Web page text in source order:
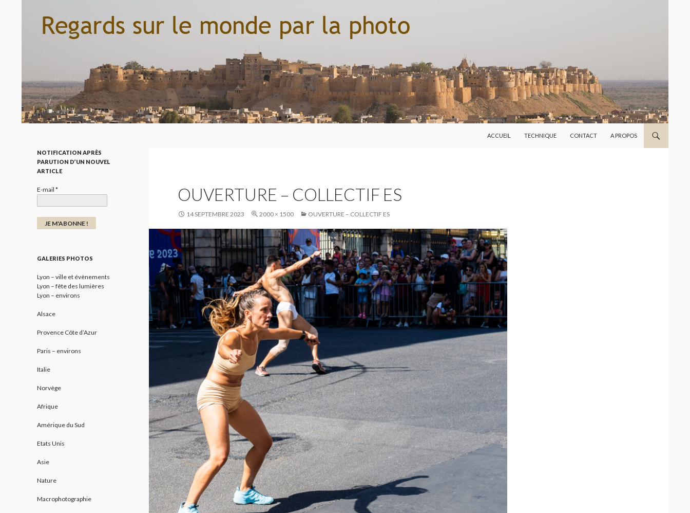
ACCUEIL
TECHNIQUE CONTACT A PROPOS
OUVERTURE – COLLECTIF ES
14 SEPTEMBRE 2023 2000 × 1500 OUVERTURE – COLLECTIF ES
NOTIFICATION APRÈS
PARUTION D’UN NOUVEL
ARTICLE
E-mail *
GALERIES PHOTOS
Lyon – ville et évènements
Lyon – fête des lumières
Lyon – environs
Alsace
Provence Côte d’Azur
Paris – environs
Italie
Norvège
Afrique
Amérique du Sud
Etats Unis
Asie
Nature
Macrophotographie